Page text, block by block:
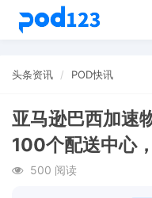
头条资讯 POD快讯
亚马逊巴西加速
100个配送中心
500 阅读